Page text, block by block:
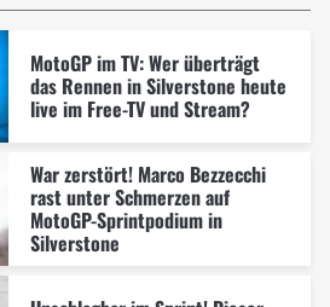
MotoGP im TV: Wer überträgt
das Rennen in Silverstone heute
live im Free-TV und Stream?
War zerstört! Marco Bezzecchi
rast unter Schmerzen auf
MotoGP-Sprintpodium in
Silverstone